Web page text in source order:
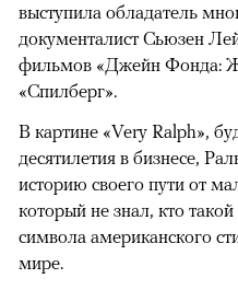
выступила обладатель
документалист Сьюзен
фильмов «Джейн Фонда:
«Спилберг».
В картине «Very Ralph»,
десятилетия в бизнесе,
историю своего пути от
который не знал, кто
символа американского
мире.